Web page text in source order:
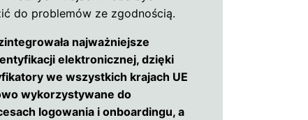
do problemów ze zgodnością.
najważniejsze
elektronicznej, dzięki
we wszystkich krajach UE
wykorzystywane do
logowania i onboardingu, a